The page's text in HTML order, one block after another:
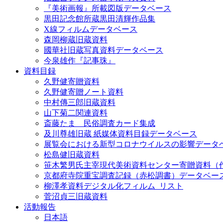
『美術画報』所載図版データベース
黒田記念館所蔵黒田清輝作品集
X線フィルムデータベース
森岡柳蔵旧蔵資料
國華社旧蔵写真資料データベース
今泉雄作『記事珠』
資料目録
久野健寄贈資料
久野健寄贈ノート資料
中村傳三郎旧蔵資料
山下菊二関連資料
斎藤たま 民俗調査カード集成
及川尊雄旧蔵 紙媒体資料目録データベース
展覧会における新型コロナウイルスの影響データ
松島健旧蔵資料
笹木繁男氏主宰現代美術資料センター寄贈資料（
京都府寺院重宝調査記録（赤松調書）データベー
柳澤孝資料デジタル化フィルム_リスト
菅沼貞三旧蔵資料
活動報告
日本語